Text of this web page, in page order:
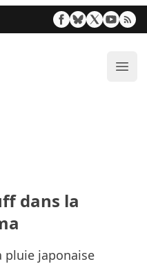
dans la
pluie japonaise